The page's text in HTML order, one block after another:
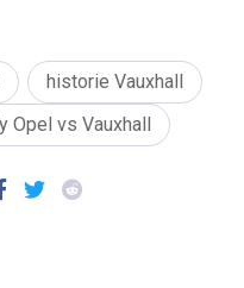
historie Vauxhall
Opel vs Vauxhall